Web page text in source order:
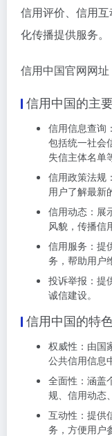
信用评价、信用
化传播提供服务。
信用中国官网网
信用中国的主
信用信息查询
包括统一社会
失信主体名单
信用政策法规
用户了解最新
信用动态：展
风貌，传播信
信用服务：提
务，帮助用户
投诉举报：提
诚信建设。
信用中国的特
权威性：由国
公共信用信息
全面性：涵盖
规、信用动态
互动性：提供
务，方便用户